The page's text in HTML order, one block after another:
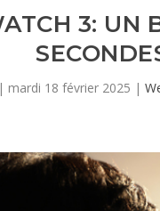
3: UN
| mardi 18 février 2025 |